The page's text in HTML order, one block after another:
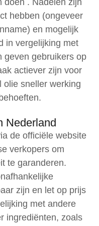
doen . Nadelen zijn
hebben (ongeveer
en mogelijk
in vergelijking met
geven gebruikers op
actiever zijn voor
olie sneller werking
Nederland
de officiële website
verkopers om
te garanderen.
zijn en let op prijs
met andere
ingrediënten, zoals